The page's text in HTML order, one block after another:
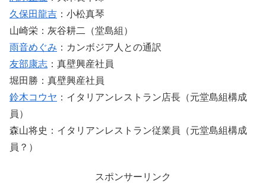
久保田龍吉 ：小松真琴
山崎栄：灰谷耕二（堂島組）
雨音めぐみ ：カンボジア人との通訳
友部康志 ：真壁興産社員
堀田勝：真壁興産社員
鈴木コウヤ ：イタリアンレストラン店長（元堂島組構成
員）
森山将史：イタリアンレストラン従業員（元堂島組構成
員？）
スポンサーリンク